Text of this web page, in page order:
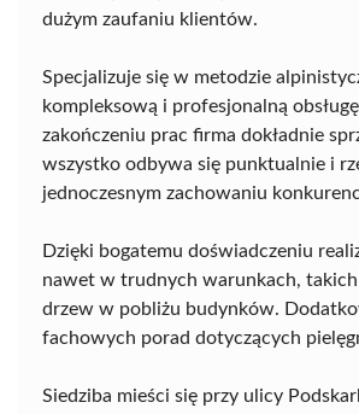
dużym zaufaniu klientów.
Specjalizuje się w metodzie
kompleksową i profesjonalną
zakończeniu prac firma dokładnie
wszystko odbywa się punktualnie i
jednoczesnym zachowaniu
Dzięki bogatemu doświadczeniu
nawet w trudnych warunkach,
drzew w pobliżu budynków.
fachowych porad dotyczących
Siedziba mieści się przy ulicy